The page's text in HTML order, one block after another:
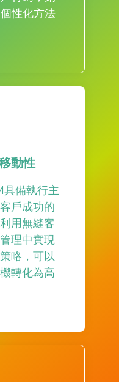
性化方法
動性
具備執行主
戶成功的
用無縫客
理中實現
略，可以
轉化為高